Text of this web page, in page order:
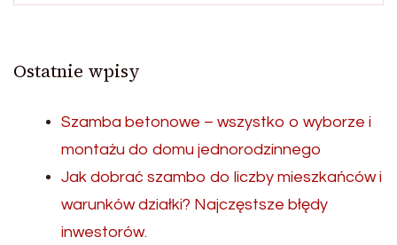
Ostatnie wpisy
Szamba betonowe – wszystko o wyborze i
montażu do domu jednorodzinnego
Jak dobrać szambo do liczby mieszkańców i
warunków działki? Najczęstsze błędy
inwestorów.